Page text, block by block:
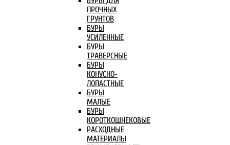
ПРОЧНЫХ
ГРУНТОВ
БУРЫ
УСИЛЕННЫЕ
БУРЫ
ТРАВЕРСНЫЕ
БУРЫ
КОНУСНО-
ЛОПАСТНЫЕ
БУРЫ
МАЛЫЕ
БУРЫ
КОРОТКОШНЕКОВЫЕ
РАСХОДНЫЕ
МАТЕРИАЛЫ